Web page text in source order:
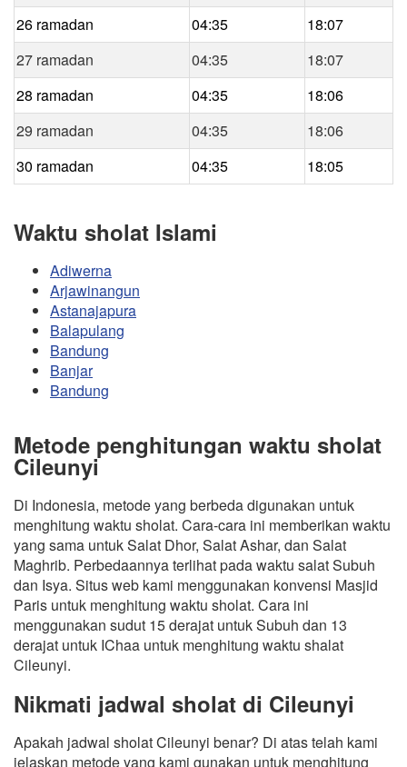
26 ramadan
04:35
18:07
27 ramadan
04:35
18:07
28 ramadan
04:35
18:06
29 ramadan
04:35
18:06
30 ramadan
04:35 18:05
Waktu sholat Islami
Adiwerna
Arjawinangun
Astanajapura
Balapulang
Bandung
Banjar
Bandung
Metode penghitungan waktu sholat
Cileunyi
Di Indonesia, metode yang berbeda digunakan untuk
menghitung waktu sholat. Cara-cara ini memberikan waktu
yang sama untuk Salat Dhor, Salat Ashar, dan Salat
Maghrib. Perbedaannya terlihat pada waktu salat Subuh
dan Isya. Situs web kami menggunakan konvensi Masjid
Paris untuk menghitung waktu sholat. Cara ini
menggunakan sudut 15 derajat untuk Subuh dan 13
derajat untuk IChaa untuk menghitung waktu shalat
Cileunyi.
Nikmati jadwal sholat di Cileunyi
Apakah jadwal sholat Cileunyi benar? Di atas telah kami
jelaskan metode yang kami gunakan untuk menghitung